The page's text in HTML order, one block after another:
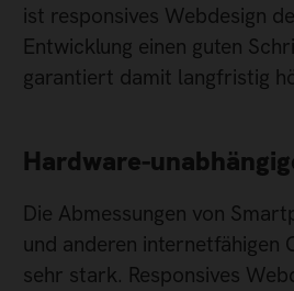
ist responsives Webdesign
Entwicklung einen guten
garantiert damit langfristig
Hardware-
Die Abmessungen von
und anderen internetfähigen
sehr stark. Responsives